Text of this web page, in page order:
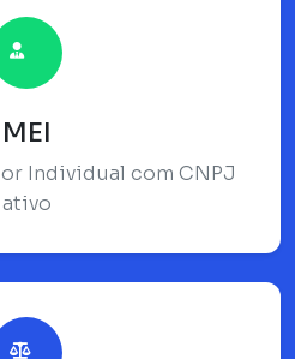
MEI
Individual com CNPJ
ativo